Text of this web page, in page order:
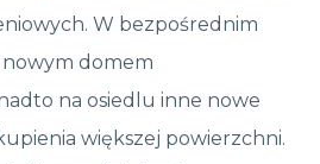
W bezpośrednim
nowym domem
na osiedlu inne nowe
większej powierzchni.